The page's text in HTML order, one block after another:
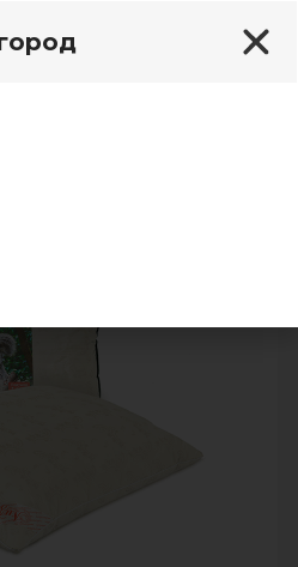
“Ивтекстиль” 50х70 тик